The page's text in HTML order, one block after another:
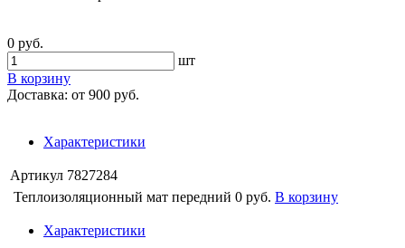
0 руб.
шт
В корзину
Доставка: от 900 руб.
Характеристики
Артикул 7827284
Теплоизоляционный мат передний 0 руб. В корзину
Характеристики